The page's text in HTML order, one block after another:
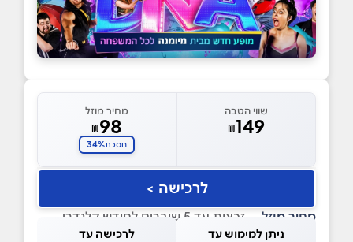
שווי הטבה
₪149
מחיר מוזל
₪98
חסכת34%
לרכישה >
מחיר מוזל — זכאות עד 5 שוברים לחודש קלנדרי
ניתן למימוש עד
לרכישה עד